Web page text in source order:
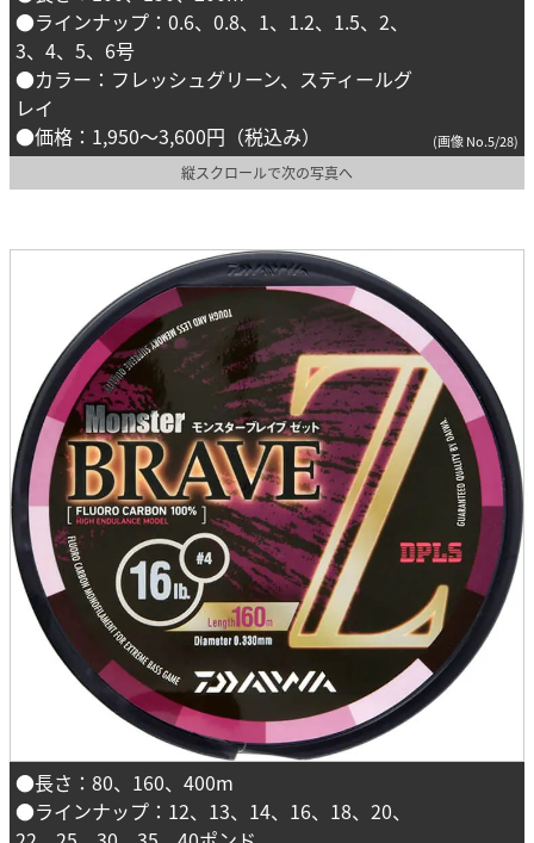
●ラインナップ：0.6、0.8、1、1.2、1.5、2、
3、4、5、6号
●カラー：フレッシュグリーン、スティールグ
レイ
●価格：1,950～3,600円（税込み）
(画像 No.5/28)
縦スクロールで次の写真へ
●長さ：80、160、400m
●ラインナップ：12、13、14、16、18、20、